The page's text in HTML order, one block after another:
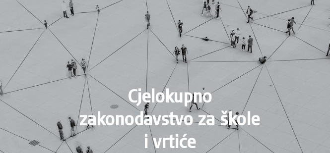
Cjelokupno
zakonodavstvo za škole
i vrtiće